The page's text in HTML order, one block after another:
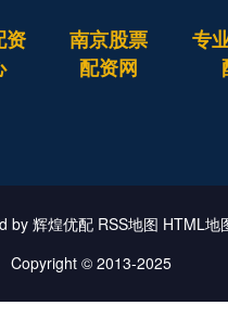
资
南京股票
配资网
专
by 辉煌优配 RSS地图 HTML地
Copyright © 2013-2025